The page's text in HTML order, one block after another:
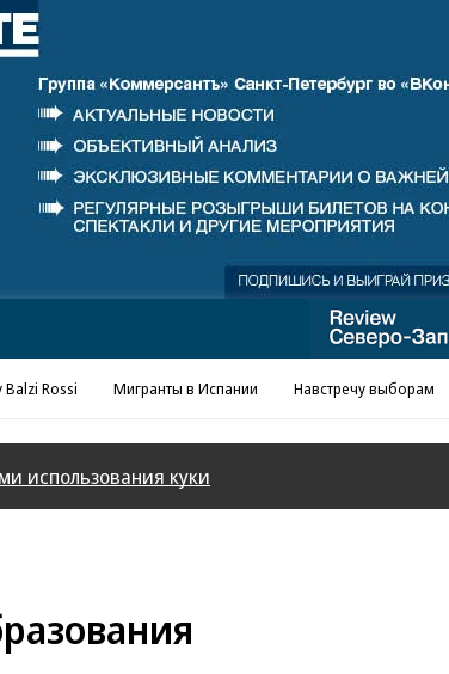
Реклама в «Ъ» www.kommersant.ru/ad
Rossi Мигранты в Испании Навстречу выборам
использования куки